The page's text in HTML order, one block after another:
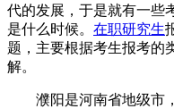
代的发展，于是就有一些
是什么时候。 在职研究生
题，主要根据考生报考的
解。
濮阳是河南省地级市，